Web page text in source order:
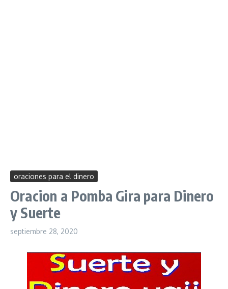
oraciones para el dinero
Oracion a Pomba Gira para Dinero
y Suerte
septiembre 28, 2020